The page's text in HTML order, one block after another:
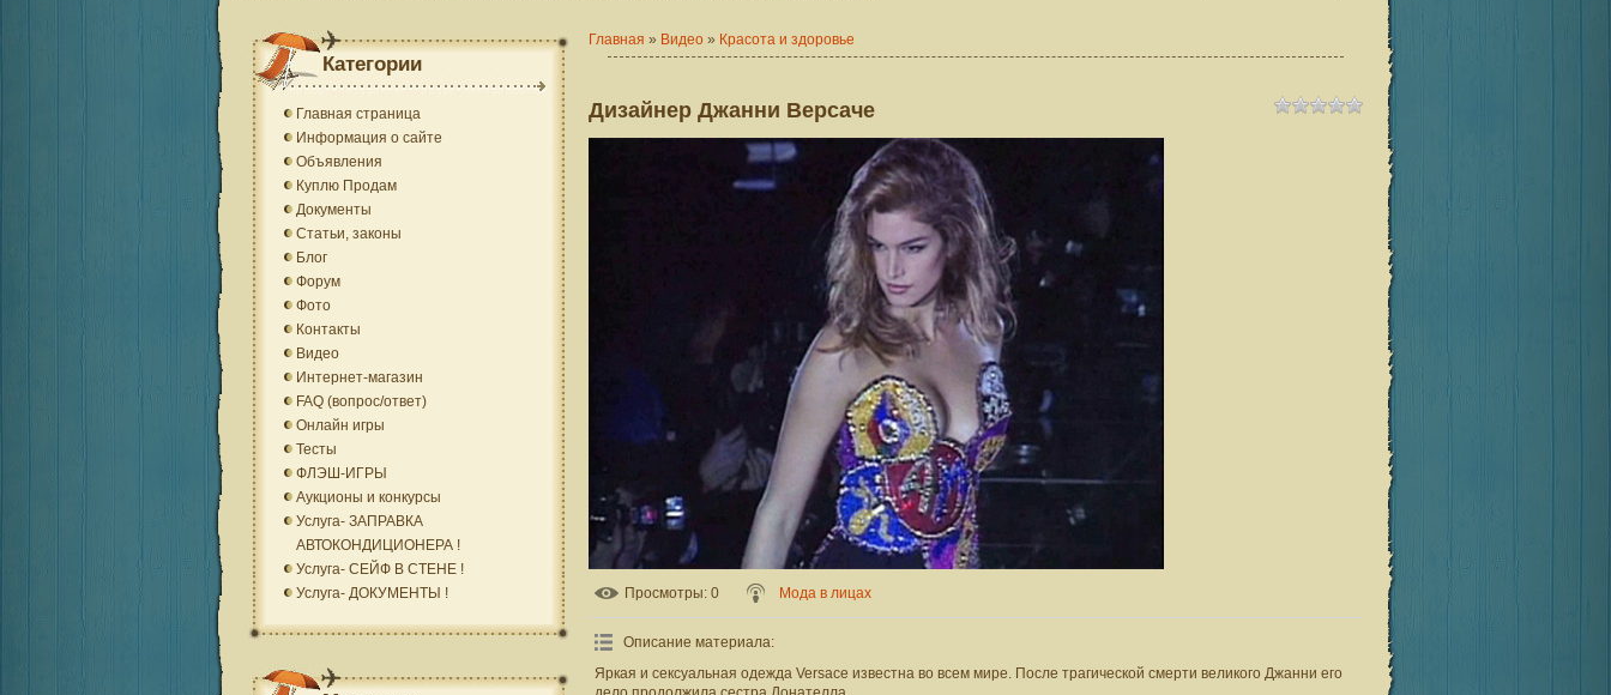
Главная » Видео » Красота и здоровье
Дизайнер Джанни Версаче
Просмотры: 0 Мода в лицах
Описание материала:
Яркая и сексуальная одежда Versace известна во всем мире. После трагической смерти великого Джанни его
Категории
Главная страница
Информация о сайте
Объявления
Куплю Продам
Документы
Статьи, законы
Блог
Форум
Фото
Контакты
Видео
Интернет-магазин
FAQ (вопрос/ответ)
Онлайн игры
Тесты
ФЛЭШ-ИГРЫ
Аукционы и конкурсы
Услуга- ЗАПРАВКА
АВТОКОНДИЦИОНЕРА !
Услуга- СЕЙФ В СТЕНЕ !
Услуга- ДОКУМЕНТЫ !